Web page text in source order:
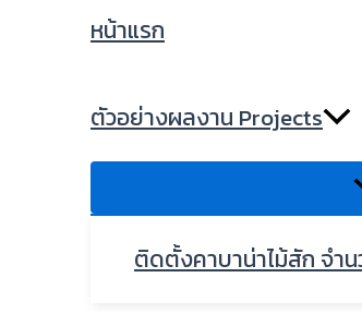
หน้าแรก
ตัวอย่างผลงาน Projects
ติดตั้งคาบาน่าไม้สัก จำน